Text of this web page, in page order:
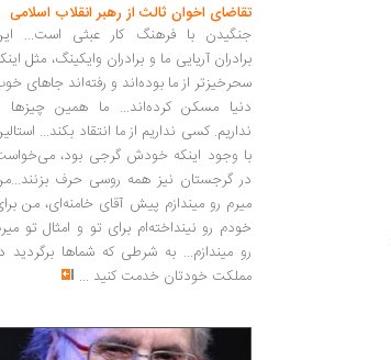
تقاضای اخوان ثالث از رهبر انقلاب اسلامی
جنگیدن با فرهنگ کار عبثی است...
برادران آریایی ما و برادران وایکینگ، مثل
سحرخیزتر از ما بوده‌اند و رفته‌اند جاهای
دنیا مسکن کرده‌اند... ما همین چیزها
نداریم. کسی نداریم از ما انتقاد بکند...
با وجود اینکه خودش گرجی بود،
در گرجستان نیز همه روسی حرف
میرم رو میندازم پیش آقای خامنه‌ای، من
خودم رو نینداخته‌ام برای تو و امثال تو
رو میندازم... به شرطی که شماها برگردید
مملکت خودتان خدمت کنید ...